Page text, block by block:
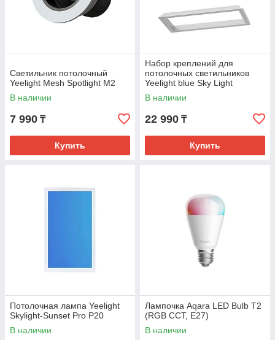
Светильник потолочный
Yeelight Mesh Spotlight M2
В наличии
7 990 ₸
Купить
Набор креплений для
потолочных светильников
Yeelight blue Sky Light
Accessory Kit 30*60
В наличии
22 990 ₸
Купить
Потолочная лампа Yeelight
Skylight-Sunset Pro P20
В наличии
Лампочка Aqara LED Bulb T2
(RGB CCT, E27)
В наличии